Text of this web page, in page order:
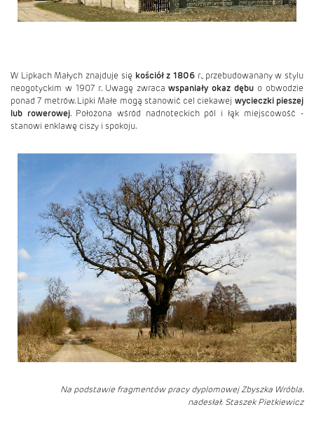
W Lipkach Małych znajduje się kościół z 1806 r., przebudowanany w stylu
neogotyckim w 1907 r. Uwagę zwracawspaniały okaz dębu o obwodzie
ponad 7 metrów. Lipki Małe mogą stanowić cel ciekawej wycieczki pieszej
lub rowerowej. Położona wśród nadnoteckich pól i łąk miejscowość -
stanowi enklawę ciszy i spokoju.
Na podstawie fragmentów pracy dyplomowej Zbyszka Wróbla.
nadesłał: Staszek Pietkiewicz